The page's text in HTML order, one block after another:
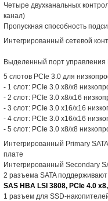
Четыре двухканальных
канал)
Пропускная способность
Интегрированный сетевой
Выделенный порт управления
5 слотов PCIe 3.0 для
- 1 слот: PCIe 3.0 x8/x8
- 2 слот: PCIe 3.0 x8/x16
- 3 слот: PCIe 3.0 x16/x16
- 4 слот: PCIe 3.0 x16/x16
- 5 слот: PCIe 3.0 x8/x8
Интегрированный Primary
плате
Интегрированный Secondary
2 разъема SATA
SAS HBA LSI 3808, PCIe 4.0
1 разъем для SSD-